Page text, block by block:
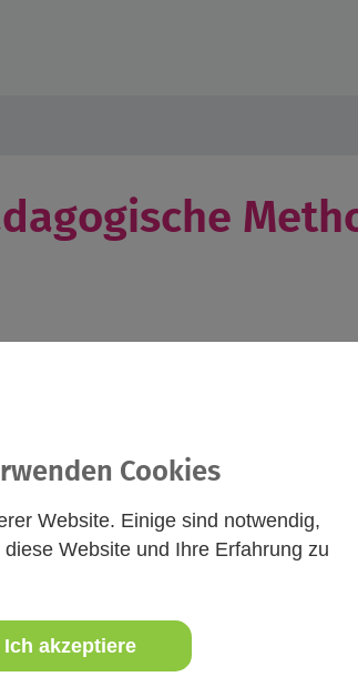
Cookies
Website. Einige sind notwendig,
Website und Ihre Erfahrung zu
Ich akzeptiere
veranstaltung.php
und digitalisierten Welt. Zur
dabei unterstützen?